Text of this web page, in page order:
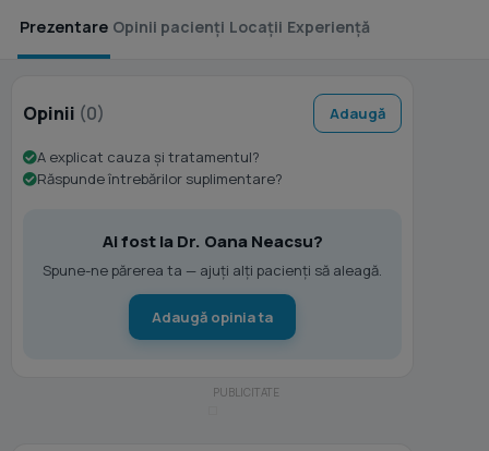
Prezentare Opinii pacienți Locații Experiență
Opinii (0) Adaugă
A explicat cauza și tratamentul?
Răspunde întrebărilor suplimentare?
Ai fost la Dr. Oana Neacsu?
Spune-ne părerea ta — ajuți alți pacienți să aleagă.
Adaugă opinia ta